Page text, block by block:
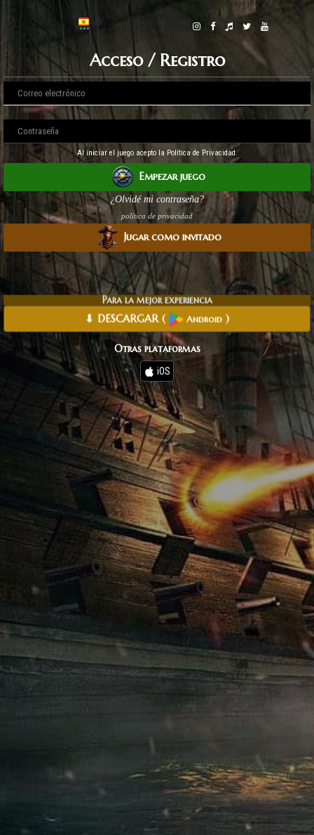
Acceso / Registro
Al iniciar el juego acepto la Política de Privacidad.
Empezar juego
¿Olvidé mi contraseña?
política de privacidad
Jugar como invitado
Para la mejor experiencia
⬇ DESCARGAR( Android )
Otras plataformas
iOS